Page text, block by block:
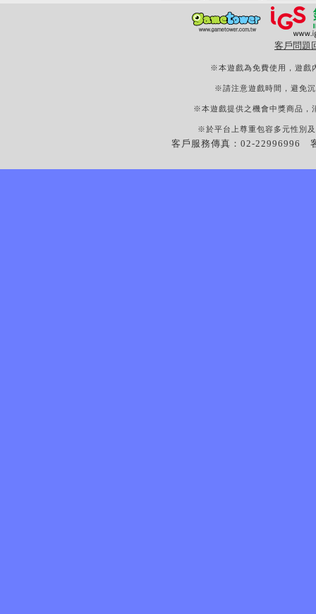
客戶問題
※本遊戲為免費使用，遊戲
※請注意遊戲時間，避免
※本遊戲提供之機會中獎商品，
※於平台上尊重包容多元性別
客戶服務傳真：02-22996996